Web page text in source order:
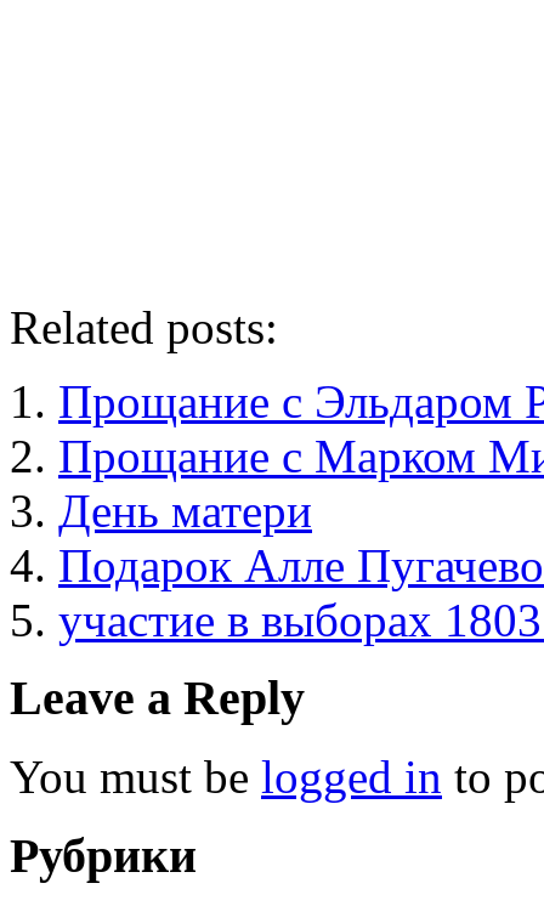
Related posts:
Прощание с Эльдаром
Прощание с Марком
День матери
Подарок Алле
участие в выборах
Leave a Reply
You must be logged in to
Рубрики